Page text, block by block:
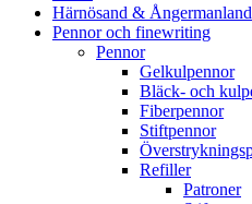
Härnösand & Ångermanland
Pennor och finewriting
Pennor
Gelkulpennor
Bläck- och
Fiberpennor
Stiftpennor
Refiller
Patroner